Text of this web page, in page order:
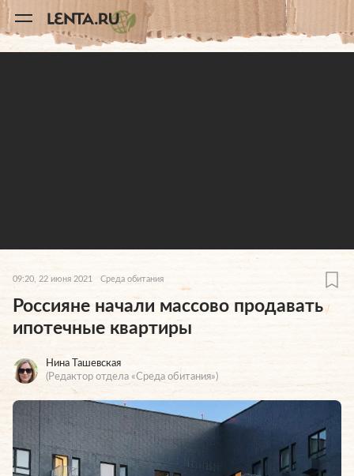
A
11
09:20, 22 июня 2021 Среда обитания
Россияне начали массово продавать
ипотечные квартиры
Нина Ташевская
(Редактор отдела «Среда обитания»)